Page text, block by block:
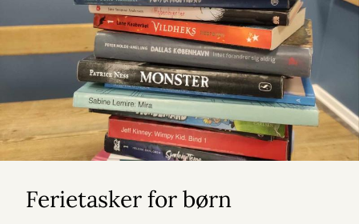
Ferietasker for børn